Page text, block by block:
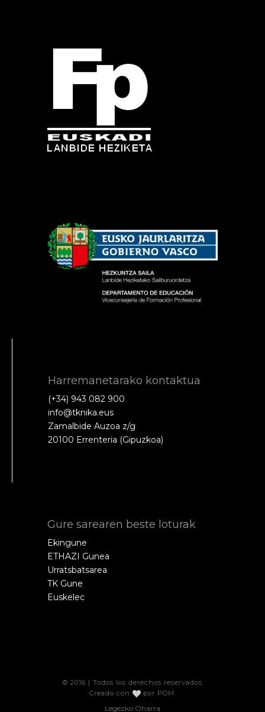
Harremanetarako kontaktua
(+34) 943 082 900
info@tknika.eus
Zamalbide Auzoa z/g
20100 Errenteria (Gipuzkoa)
Gure sarearen beste loturak
Ekingune
ETHAZI Gunea
Urratsbatsarea
TK Gune
Euskelec
© 2016 | Todos los derechos reservados
Creado con
por POM .
Legezko Oharra